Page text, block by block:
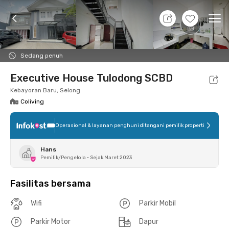
+2
Sedang penuh
8 Agt 26 - Belum tahu
Foto Fasilitas bersama Lokasi Kamar
Executive House Tulodong SCBD
Kebayoran Baru, Selong
Coliving
Operasional & layanan penghuni ditangani pemilik properti
Hans
Pemilik/Pengelola • Sejak Maret 2023
Fasilitas bersama
Wifi Parkir Mobil
Parkir Motor Dapur